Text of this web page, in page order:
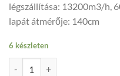
légszállítása: 13200m3/h,
lapát átmérője: 140cm
6 készleten